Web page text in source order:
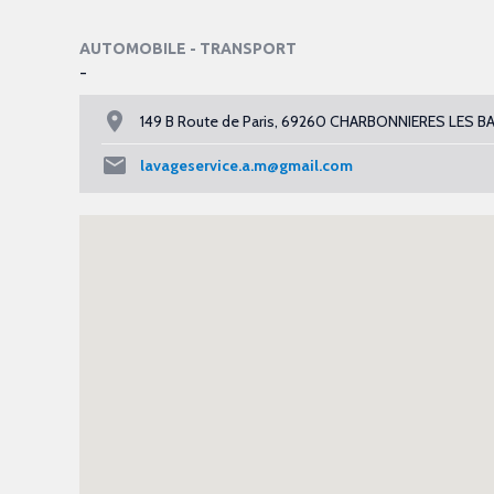
AUTOMOBILE - TRANSPORT
-
149 B Route de Paris, 69260 CHARBONNIERES LES
lavageservice.a.m@gmail.com